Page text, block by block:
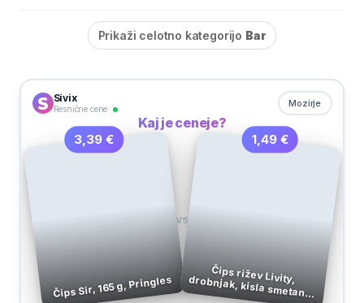
Prikaži celotno kategorijo Bar
Sivix
Resnične cene
Mozirje
Kaj je ceneje?
3,39 €
Čips Sir, 165 g, Pringles
VS
1,49 €
Čips rižev Livity, drobnjak, kisla smetana,
60 g